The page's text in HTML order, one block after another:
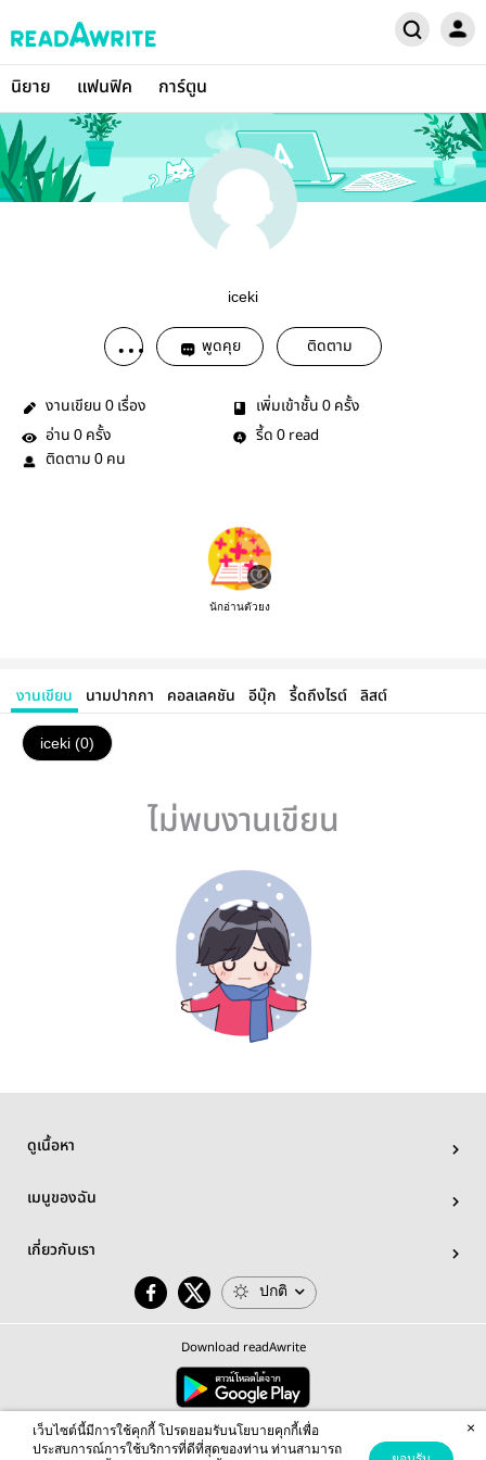
นิยาย แฟนฟิค การ์ตูน
iceki
พูดคุย ติดตาม
งานเขียน 0 เรื่อง เพิ่มเข้าชั้น 0 ครั้ง
อ่าน 0 ครั้ง รี้ด 0 read
ติดตาม 0 คน
นักอ่านตัวยง
งานเขียน นามปากกา คอลเลคชัน อีบุ๊ก รี้ดถึงไรต์ ลิสต์
iceki (0)
ไม่พบงานเขียน
ดูเนื้อหา
เมนูของฉัน
เกี่ยวกับเรา
ปกติ
Download readAwrite
© 2026 readAwrite.com by MEB Corporation Public Company Limited
This site is protected by reCAPTCHA and the Google Privacy Policy Terms of Serviceapply.
เว็บไซต์นี้มีการใช้คุกกี้ โปรดยอมรับนโยบายคุกกี้เพื่อ
ประสบการณ์การใช้บริการที่ดีที่สุดของท่าน ท่านสามารถ
×